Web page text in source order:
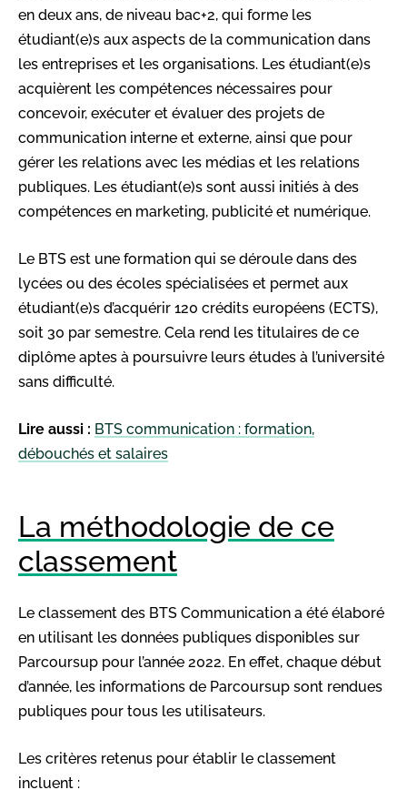
en deux ans, de niveau bac+2, qui forme les
étudiant(e)s aux aspects de la communication dans
les entreprises et les organisations. Les étudiant(e)s
acquièrent les compétences nécessaires pour
concevoir, exécuter et évaluer des projets de
communication interne et externe, ainsi que pour
gérer les relations avec les médias et les relations
publiques. Les étudiant(e)s sont aussi initiés à des
compétences en marketing, publicité et numérique.
Le BTS est une formation qui se déroule dans des
lycées ou des écoles spécialisées et permet aux
étudiant(e)s d’acquérir 120 crédits européens (ECTS),
soit 30 par semestre. Cela rend les titulaires de ce
diplôme aptes à poursuivre leurs études à l’université
sans difficulté.
Lire aussi : BTS communication : formation,
débouchés et salaires
La méthodologie de ce
classement
Le classement des BTS Communication a été élaboré
en utilisant les données publiques disponibles sur
Parcoursup pour l’année 2022. En effet, chaque début
d’année, les informations de Parcoursup sont rendues
publiques pour tous les utilisateurs.
Les critères retenus pour établir le classement
incluent :